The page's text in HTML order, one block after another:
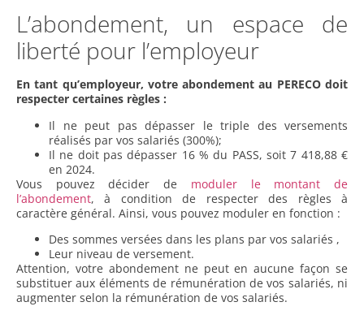
L’abondement, un espace de
liberté pour l’employeur
En tant qu’employeur, votre abondement au PERECO doit
respecter certaines règles :
Il ne peut pas dépasser le triple des versements
réalisés par vos salariés (300%);
Il ne doit pas dépasser 16 % du PASS, soit 7 418,88 €
en 2024.
Vous pouvez décider de moduler le montant de
l’abondement, à condition de respecter des règles à
caractère général. Ainsi, vous pouvez moduler en fonction :
Des sommes versées dans les plans par vos salariés ,
Leur niveau de versement.
Attention, votre abondement ne peut en aucune façon se
substituer aux éléments de rémunération de vos salariés, ni
augmenter selon la rémunération de vos salariés.